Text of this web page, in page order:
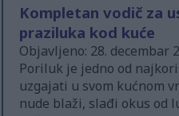
Kompletan vodič za
praziluka kod kuće
Objavljeno: 28. decembar
Poriluk je jedno od
uzgajati u svom kućnom
nude blaži, slađi okus od